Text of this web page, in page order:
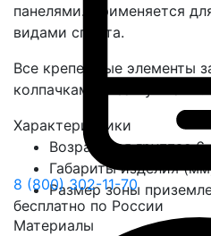
8 (800) 302-11-70
бесплатно по России
панелями. Применяется
видами спорта.
Все крепежные элементы
колпачками и заглушками.
Характеристики
Возрастная группас 6
Габариты изделия
Размер зоны
Материалы